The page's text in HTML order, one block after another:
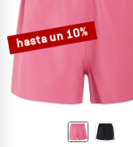
hasta un 10%